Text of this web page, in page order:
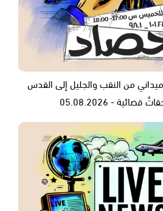
من النقب والجليل إلى القدس
- 05.08.2026